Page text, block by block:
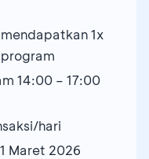
1x
14:00 – 17:00
hari
Maret 2026